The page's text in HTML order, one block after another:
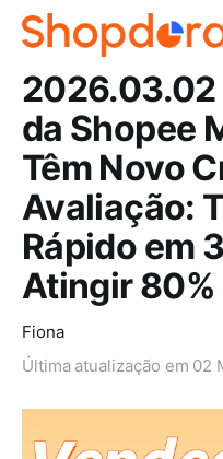
2026.03.02
da Shopee
Têm Novo
Avaliação:
Rápido em
Atingir 80%
Fiona
Última atualização em 02